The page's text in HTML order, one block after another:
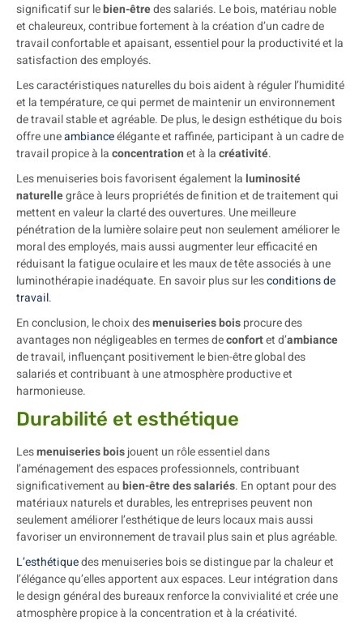
significatif sur lebien-êtredes salariés. Le bois, matériau noble
et chaleureux, contribue fortement à la création d’un cadre de
travail confortable et apaisant, essentiel pour la productivité et la
satisfaction des employés.
Les caractéristiques naturelles du bois aident à réguler l’humidité
et la température, ce qui permet de maintenir un environnement
de travail stable et agréable. De plus, le design esthétique du bois
offre uneambianceélégante et raffinée, participant à un cadre de
travail propice à laconcentrationet à lacréativité.
Les menuiseries bois favorisent également laluminosité
naturellegrâce à leurs propriétés de finition et de traitement qui
mettent en valeur la clarté des ouvertures. Une meilleure
pénétration de la lumière solaire peut non seulement améliorer le
moral des employés, mais aussi augmenter leur efficacité en
réduisant la fatigue oculaire et les maux de tête associés à une
luminothérapie inadéquate. En savoir plus sur lesconditions de
travail.
En conclusion, le choix desmenuiseries boisprocure des
avantages non négligeables en termes deconfortet d’ambiance
de travail, influençant positivement le bien-être global des
salariés et contribuant à une atmosphère productive et
harmonieuse.
Durabilité et esthétique
Lesmenuiseries boisjouent un rôle essentiel dans
l’aménagement des espaces professionnels, contribuant
significativement aubien-être des salariés. En optant pour des
matériaux naturels et durables, les entreprises peuvent non
seulement améliorer l’esthétique de leurs locaux mais aussi
favoriser un environnement de travail plus sain et plus agréable.
L’esthétiquedes menuiseries bois se distingue par la chaleur et
l’élégance qu’elles apportent aux espaces. Leur intégration dans
le design général des bureaux renforce la convivialité et crée une
atmosphère propice à la concentration et à la créativité.